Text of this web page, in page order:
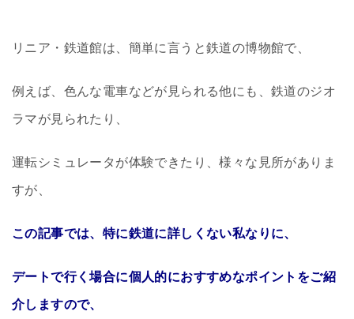
リニア・鉄道館は、簡単に言うと鉄道の博物館で、
例えば、色んな電車などが見られる他にも、鉄道のジオ
ラマが見られたり、
運転シミュレータが体験できたり、様々な見所がありま
すが、
この記事では、特に鉄道に詳しくない私なりに、
デートで行く場合に個人的におすすめなポイントをご紹
介しますので、